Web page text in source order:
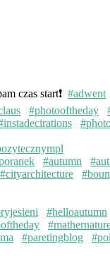
czas start❗️ #adwent
#photooftheday
#autumn
#cityarchitecture
#helloautumn
#paretingblog